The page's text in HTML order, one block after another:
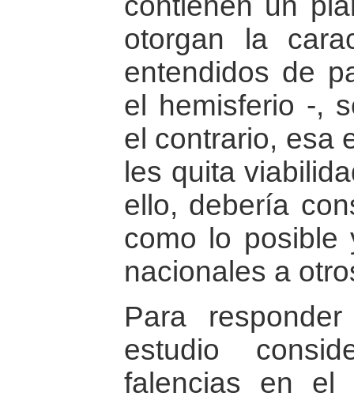
otorgan la
entendidos de
el hemisferio -,
el contrario, esa
les quita
ello, debería
como lo posible
nacionales a
Para
estudio
falencias en el